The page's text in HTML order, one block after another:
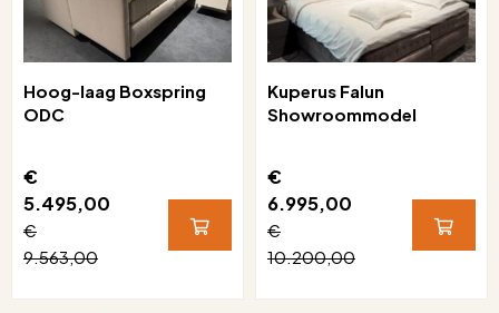
Hoog-laag Boxspring
ODC
€
5.495,00
€
9.563,00
Kuperus Falun
Showroommodel
€
6.995,00
€
10.200,00